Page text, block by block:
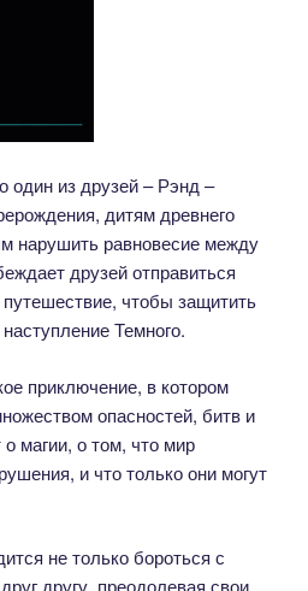
один из друзей – Рэнд –
дитям древнего
нарушить равновесие между
друзей отправиться
чтобы защитить
Темного.
приключение, в котором
опасностей, битв и
магии, о том, что мир
и что только они могут
не только бороться с
другу, преодолевая свои